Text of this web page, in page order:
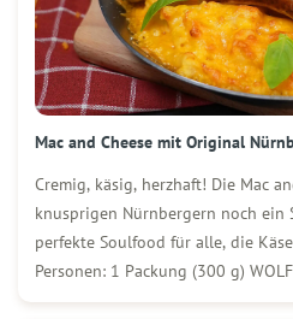
Mac and Cheese mit Original
Cremig, käsig, herzhaft! Die Mac
knusprigen Nürnbergern noch ein
perfekte Soulfood für alle, die
Personen: 1 Packung (300 g)